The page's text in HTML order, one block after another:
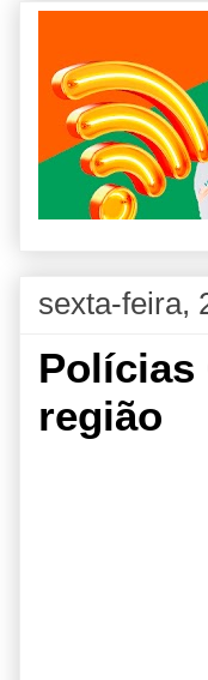
sexta-feira,
Polícias
região